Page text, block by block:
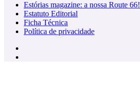
Estórias magazine: a nossa Route 66!
Estatuto Editorial
Ficha Técnica
Política de privacidade